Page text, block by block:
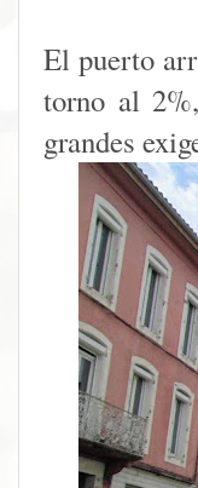
El puerto
torno al
grandes